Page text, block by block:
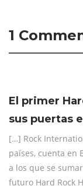
1
El primer
sus puertas
[…] Rock
países, cuenta en
a los que se
futuro Hard Rock